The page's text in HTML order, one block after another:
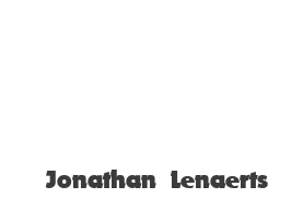
Jonathan Lenaerts